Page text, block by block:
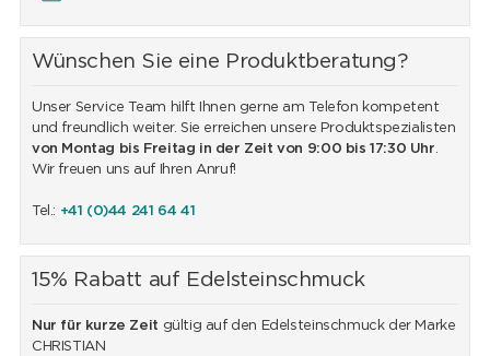
Wünschen Sie eine Produktberatung?
Unser Service Team hilft Ihnen gerne am Telefon kompetent
und freundlich weiter. Sie erreichen unsere Produktspezialisten
von Montag bis Freitag in der Zeit von 9:00 bis 17:30 Uhr.
Wir freuen uns auf Ihren Anruf!
Tel.: +41 (0)44 241 64 41
15% Rabatt auf Edelsteinschmuck
Nur für kurze Zeit gültig auf den Edelsteinschmuck der Marke
CHRISTIAN